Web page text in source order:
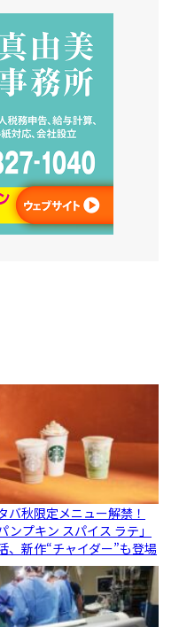
バ秋限定メニュー解禁！
パンプキン スパイス ラテ」
、新作“チャイダー”も登場